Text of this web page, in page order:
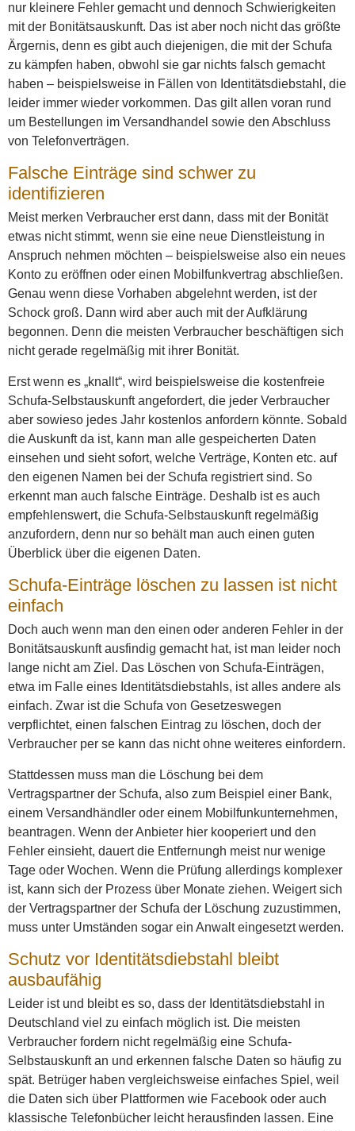
nur kleinere Fehler gemacht und dennoch Schwierigkeiten
mit der Bonitätsauskunft. Das ist aber noch nicht das größte
Ärgernis, denn es gibt auch diejenigen, die mit der Schufa
zu kämpfen haben, obwohl sie gar nichts falsch gemacht
haben – beispielsweise in Fällen von Identitätsdiebstahl, die
leider immer wieder vorkommen. Das gilt allen voran rund
um Bestellungen im Versandhandel sowie den Abschluss
von Telefonverträgen.
Falsche Einträge sind schwer zu
identifizieren
Meist merken Verbraucher erst dann, dass mit der Bonität
etwas nicht stimmt, wenn sie eine neue Dienstleistung in
Anspruch nehmen möchten – beispielsweise also ein neues
Konto zu eröffnen oder einen Mobilfunkvertrag abschließen.
Genau wenn diese Vorhaben abgelehnt werden, ist der
Schock groß. Dann wird aber auch mit der Aufklärung
begonnen. Denn die meisten Verbraucher beschäftigen sich
nicht gerade regelmäßig mit ihrer Bonität.
Erst wenn es „knallt“, wird beispielsweise die kostenfreie
Schufa-Selbstauskunft angefordert, die jeder Verbraucher
aber sowieso jedes Jahr kostenlos anfordern könnte. Sobald
die Auskunft da ist, kann man alle gespeicherten Daten
einsehen und sieht sofort, welche Verträge, Konten etc. auf
den eigenen Namen bei der Schufa registriert sind. So
erkennt man auch falsche Einträge. Deshalb ist es auch
empfehlenswert, die Schufa-Selbstauskunft regelmäßig
anzufordern, denn nur so behält man auch einen guten
Überblick über die eigenen Daten.
Schufa-Einträge löschen zu lassen ist nicht
einfach
Doch auch wenn man den einen oder anderen Fehler in der
Bonitätsauskunft ausfindig gemacht hat, ist man leider noch
lange nicht am Ziel. Das Löschen von Schufa-Einträgen,
etwa im Falle eines Identitätsdiebstahls, ist alles andere als
einfach. Zwar ist die Schufa von Gesetzeswegen
verpflichtet, einen falschen Eintrag zu löschen, doch der
Verbraucher per se kann das nicht ohne weiteres einfordern.
Stattdessen muss man die Löschung bei dem
Vertragspartner der Schufa, also zum Beispiel einer Bank,
einem Versandhändler oder einem Mobilfunkunternehmen,
beantragen. Wenn der Anbieter hier kooperiert und den
Fehler einsieht, dauert die Entfernungh meist nur wenige
Tage oder Wochen. Wenn die Prüfung allerdings komplexer
ist, kann sich der Prozess über Monate ziehen. Weigert sich
der Vertragspartner der Schufa der Löschung zuzustimmen,
muss unter Umständen sogar ein Anwalt eingesetzt werden.
Schutz vor Identitätsdiebstahl bleibt
ausbaufähig
Leider ist und bleibt es so, dass der Identitätsdiebstahl in
Deutschland viel zu einfach möglich ist. Die meisten
Verbraucher fordern nicht regelmäßig eine Schufa-
Selbstauskunft an und erkennen falsche Daten so häufig zu
spät. Betrüger haben vergleichsweise einfaches Spiel, weil
die Daten sich über Plattformen wie Facebook oder auch
klassische Telefonbücher leicht herausfinden lassen. Eine